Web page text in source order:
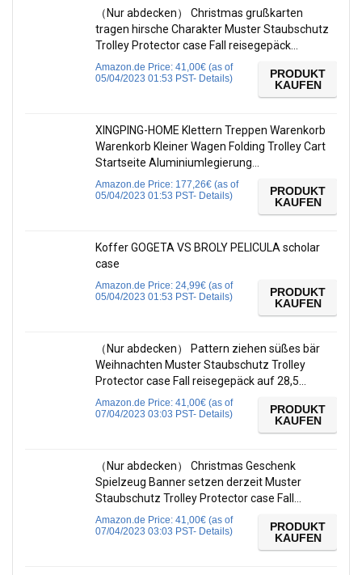
（Nur abdecken） Christmas grußkarten
tragen hirsche Charakter Muster Staubschutz
Trolley Protector case Fall reisegepäck…
Amazon.de Price: 41,00€ (as of
05/04/2023 01:53 PST- Details)
PRODUKT
KAUFEN
XINGPING-HOME Klettern Treppen Warenkorb
Warenkorb Kleiner Wagen Folding Trolley Cart
Startseite Aluminiumlegierung…
Amazon.de Price: 177,26€ (as of
05/04/2023 01:53 PST- Details)
PRODUKT
KAUFEN
Koffer GOGETA VS BROLY PELICULA scholar
case
Amazon.de Price: 24,99€ (as of
05/04/2023 01:53 PST- Details)
PRODUKT
KAUFEN
（Nur abdecken） Pattern ziehen süßes bär
Weihnachten Muster Staubschutz Trolley
Protector case Fall reisegepäck auf 28,5…
Amazon.de Price: 41,00€ (as of
07/04/2023 03:03 PST- Details)
PRODUKT
KAUFEN
（Nur abdecken） Christmas Geschenk
Spielzeug Banner setzen derzeit Muster
Staubschutz Trolley Protector case Fall…
Amazon.de Price: 41,00€ (as of
07/04/2023 03:03 PST- Details)
PRODUKT
KAUFEN